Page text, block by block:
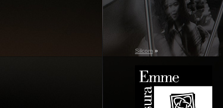
Silcom »